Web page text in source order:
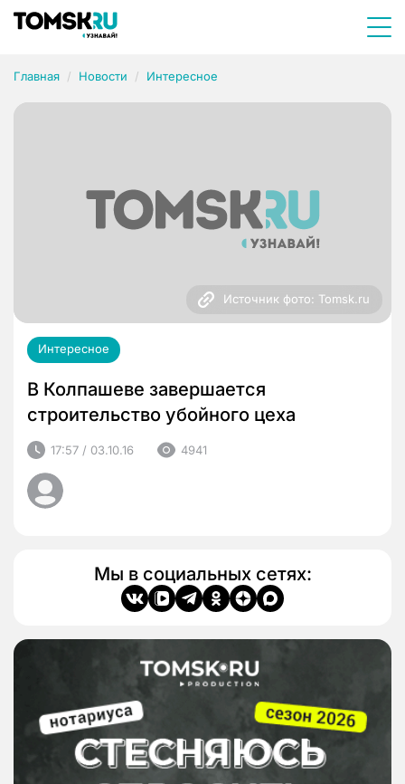
Главная Новости Интересное
Источник фото: Tomsk.ru
Интересное
В Колпашеве завершается
строительство убойного цеха
17:57 / 03.10.16 4941
Мы в социальных сетях: